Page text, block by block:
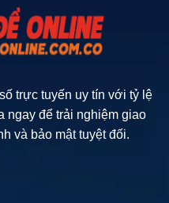
trực tuyến uy tín với tỷ lệ
ngay để trải nghiệm giao
và bảo mật tuyệt đối.